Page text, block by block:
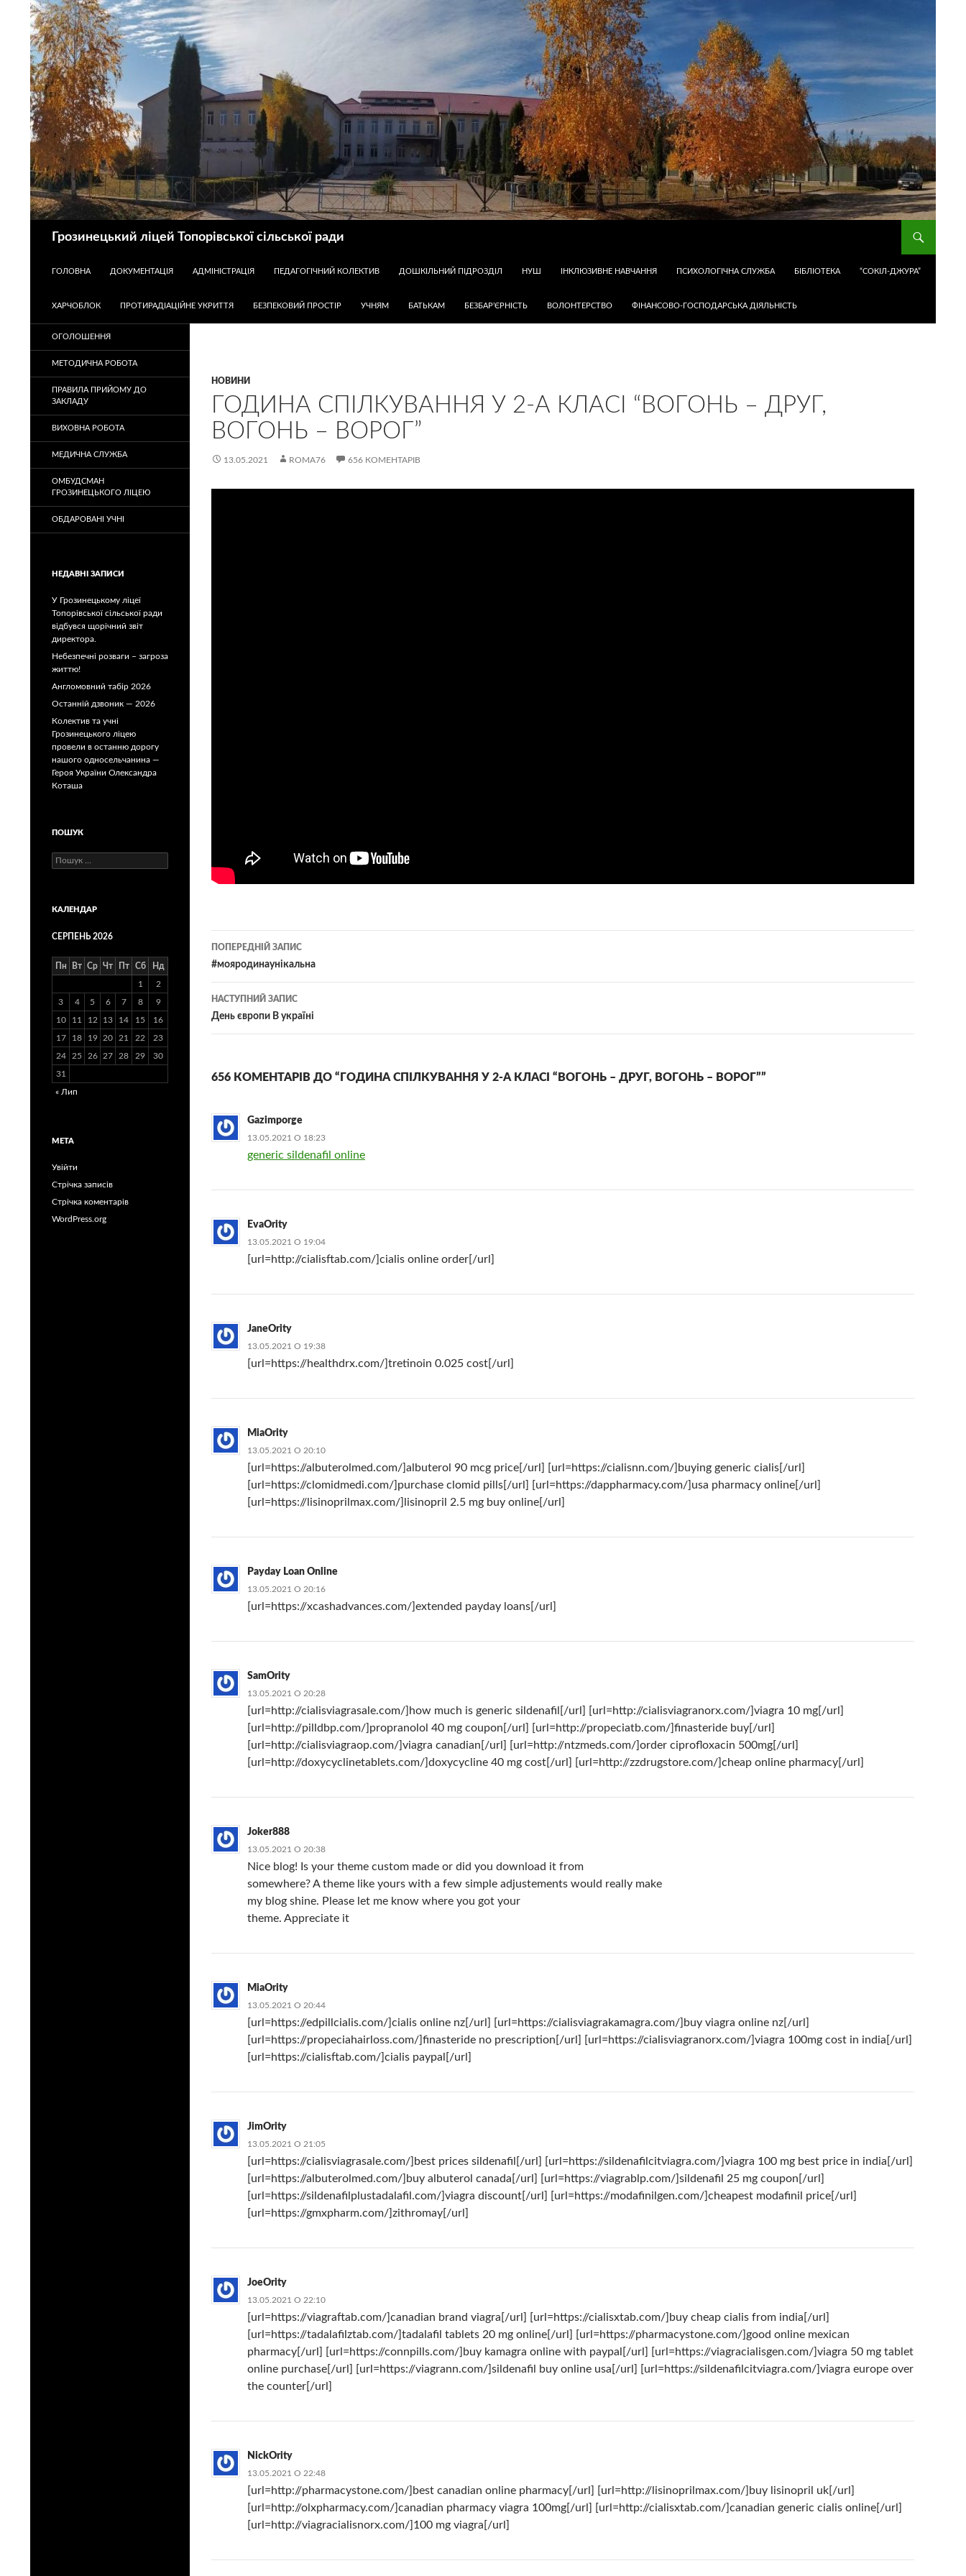
Грозинецький ліцей Топорівської сільської ради
ГОЛОВНА
ДОКУМЕНТАЦІЯ АДМІНІСТРАЦІЯ ПЕДАГОГІЧНИЙ КОЛЕКТИВ ДОШКІЛЬНИЙ ПІДРОЗДІЛ НУШ ІНКЛЮЗИВНЕ НАВЧАННЯ ПСИХОЛОГІЧНА СЛУЖБА БІБЛІОТЕКА “СОКІЛ-ДЖУРА”
ХАРЧОБЛОК ПРОТИРАДІАЦІЙНЕ УКРИТТЯ БЕЗПЕКОВИЙ ПРОСТІР УЧНЯМ БАТЬКАМ БЕЗБАР’ЄРНІСТЬ ВОЛОНТЕРСТВО ФІНАНСОВО-ГОСПОДАРСЬКА ДІЯЛЬНІСТЬ
НОВИНИ
ГОДИНА СПІЛКУВАННЯ У 2-А КЛАСІ “ВОГОНЬ – ДРУГ,
ВОГОНЬ – ВОРОГ”
13.05.2021 ROMA76 656 КОМЕНТАРІВ
Навігація
по
записам
ПОПЕРЕДНІЙ ЗАПИС
#мояродинаунікальна
НАСТУПНИЙ ЗАПИС
День європи В україні
656 КОМЕНТАРІВ ДО “ГОДИНА СПІЛКУВАННЯ У 2-А КЛАСІ “ВОГОНЬ – ДРУГ, ВОГОНЬ – ВОРОГ””
Gazimporge
13.05.2021 О 18:23
generic sildenafil online
EvaOrity
13.05.2021 О 19:04
[url=http://cialisftab.com/]cialis online order[/url]
JaneOrity
13.05.2021 О 19:38
[url=https://healthdrx.com/]tretinoin 0.025 cost[/url]
MiaOrity
13.05.2021 О 20:10
[url=https://albuterolmed.com/]albuterol 90 mcg price[/url] [url=https://cialisnn.com/]buying generic cialis[/url]
[url=https://clomidmedi.com/]purchase clomid pills[/url] [url=https://dappharmacy.com/]usa pharmacy online[/url]
[url=https://lisinoprilmax.com/]lisinopril 2.5 mg buy online[/url]
Payday Loan Online
13.05.2021 О 20:16
[url=https://xcashadvances.com/]extended payday loans[/url]
SamOrity
13.05.2021 О 20:28
[url=http://cialisviagrasale.com/]how much is generic sildenafil[/url] [url=http://cialisviagranorx.com/]viagra 10 mg[/url]
[url=http://pilldbp.com/]propranolol 40 mg coupon[/url] [url=http://propeciatb.com/]finasteride buy[/url]
[url=http://cialisviagraop.com/]viagra canadian[/url] [url=http://ntzmeds.com/]order ciprofloxacin 500mg[/url]
[url=http://doxycyclinetablets.com/]doxycycline 40 mg cost[/url] [url=http://zzdrugstore.com/]cheap online pharmacy[/url]
Joker888
13.05.2021 О 20:38
Nice blog! Is your theme custom made or did you download it from
somewhere? A theme like yours with a few simple adjustements would really make
my blog shine. Please let me know where you got your
theme. Appreciate it
MiaOrity
13.05.2021 О 20:44
[url=https://edpillcialis.com/]cialis online nz[/url] [url=https://cialisviagrakamagra.com/]buy viagra online nz[/url]
[url=https://propeciahairloss.com/]finasteride no prescription[/url] [url=https://cialisviagranorx.com/]viagra 100mg cost in india[/url]
[url=https://cialisftab.com/]cialis paypal[/url]
JimOrity
13.05.2021 О 21:05
[url=https://cialisviagrasale.com/]best prices sildenafil[/url] [url=https://sildenafilcitviagra.com/]viagra 100 mg best price in india[/url]
[url=https://albuterolmed.com/]buy albuterol canada[/url] [url=https://viagrablp.com/]sildenafil 25 mg coupon[/url]
[url=https://sildenafilplustadalafil.com/]viagra discount[/url] [url=https://modafinilgen.com/]cheapest modafinil price[/url]
[url=https://gmxpharm.com/]zithromay[/url]
JoeOrity
13.05.2021 О 22:10
[url=https://viagraftab.com/]canadian brand viagra[/url] [url=https://cialisxtab.com/]buy cheap cialis from india[/url]
[url=https://tadalafilztab.com/]tadalafil tablets 20 mg online[/url] [url=https://pharmacystone.com/]good online mexican
pharmacy[/url] [url=https://connpills.com/]buy kamagra online with paypal[/url] [url=https://viagracialisgen.com/]viagra 50 mg tablet
online purchase[/url] [url=https://viagrann.com/]sildenafil buy online usa[/url] [url=https://sildenafilcitviagra.com/]viagra europe over
the counter[/url]
NickOrity
13.05.2021 О 22:48
[url=http://pharmacystone.com/]best canadian online pharmacy[/url] [url=http://lisinoprilmax.com/]buy lisinopril uk[/url]
[url=http://olxpharmacy.com/]canadian pharmacy viagra 100mg[/url] [url=http://cialisxtab.com/]canadian generic cialis online[/url]
[url=http://viagracialisnorx.com/]100 mg viagra[/url]
ОГОЛОШЕННЯ
МЕТОДИЧНА РОБОТА
ПРАВИЛА ПРИЙОМУ ДО
ЗАКЛАДУ
ВИХОВНА РОБОТА
МЕДИЧНА СЛУЖБА
ОМБУДСМАН
ГРОЗИНЕЦЬКОГО ЛІЦЕЮ
ОБДАРОВАНІ УЧНІ
НЕДАВНІ ЗАПИСИ
У Грозинецькому ліцеї
Топорівської сільської ради
відбувся щорічний звіт
директора.
Небезпечні розваги – загроза
життю!
Англомовний табір 2026
Останній дзвоник — 2026
Колектив та учні
Грозинецького ліцею
провели в останню дорогу
нашого односельчанина —
Героя України Олександра
Коташа
ПОШУК
Пошук:
КАЛЕНДАР
СЕРПЕНЬ 2026
Пн Вт Ср Чт Пт Сб Нд
1 2
3 4 5 6 7 8 9
10 11 12 13 14 15 16
17 18 19 20 21 22 23
24 25 26 27 28 29 30
31
« Лип
МЕТА
Увійти
Стрічка записів
Стрічка коментарів
WordPress.org